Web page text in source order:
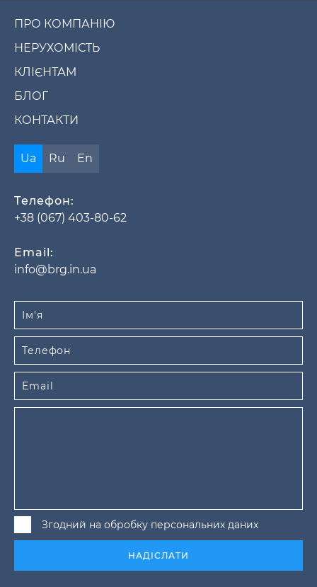
ПРО КОМПАНІЮ
НЕРУХОМІСТЬ
КЛІЄНТАМ
БЛОГ
КОНТАКТИ
Ua Ru En
Телефон:
+38 (067) 403-80-62
Email:
info@brg.in.ua
Згодний на обробку персональних даних
НАДІСЛАТИ